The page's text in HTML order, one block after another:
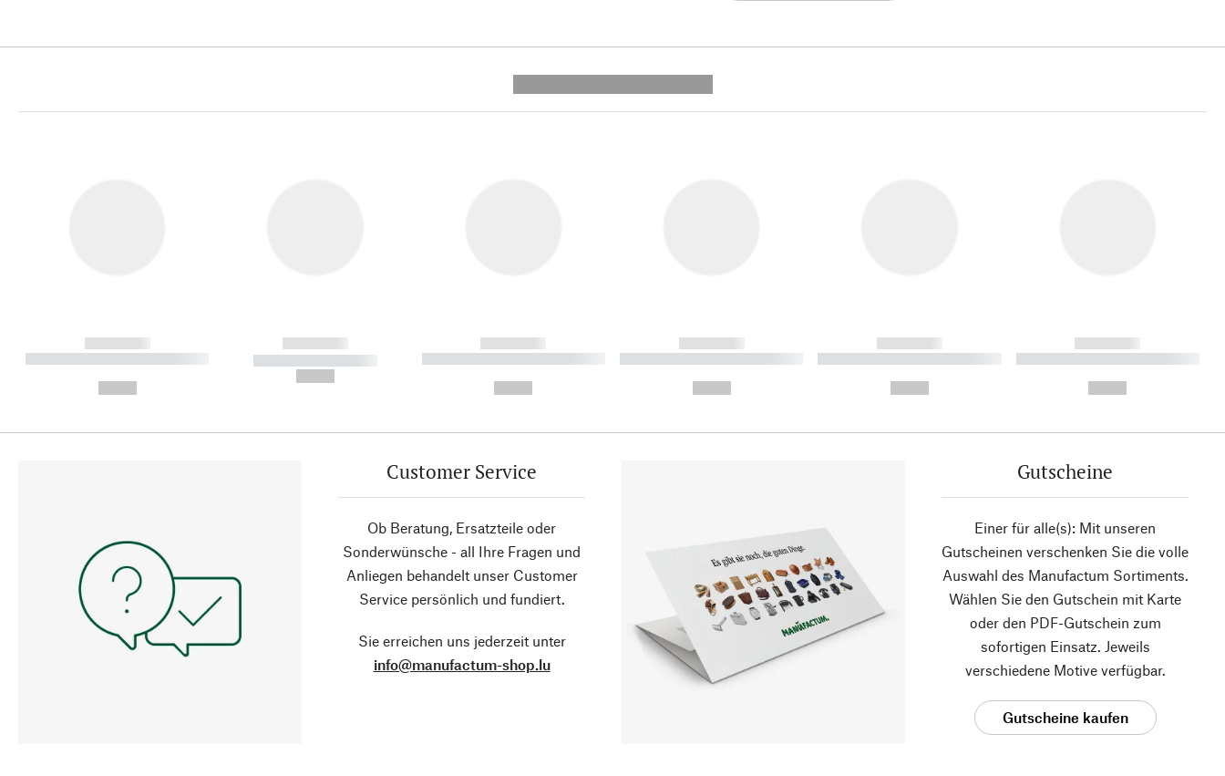
------------
----------- ----------- ----------
------------
----------- -----------
------------
----------- ----------- ----------
------------
----------- ----------- ----------
------------
----------- ----------- ----------
------------
----------- ----------- ----------
Customer Service
Ob Beratung, Ersatzteile oder
Sonderwünsche - all Ihre Fragen und
Anliegen behandelt unser Customer
Service persönlich und fundiert.
Sie erreichen uns jederzeit unter
info@manufactum-shop.lu
Gutscheine
Einer für alle(s): Mit unseren
Gutscheinen verschenken Sie die volle
Auswahl des Manufactum Sortiments.
Wählen Sie den Gutschein mit Karte
oder den PDF-Gutschein zum
sofortigen Einsatz. Jeweils
verschiedene Motive verfügbar.
Gutscheine kaufen